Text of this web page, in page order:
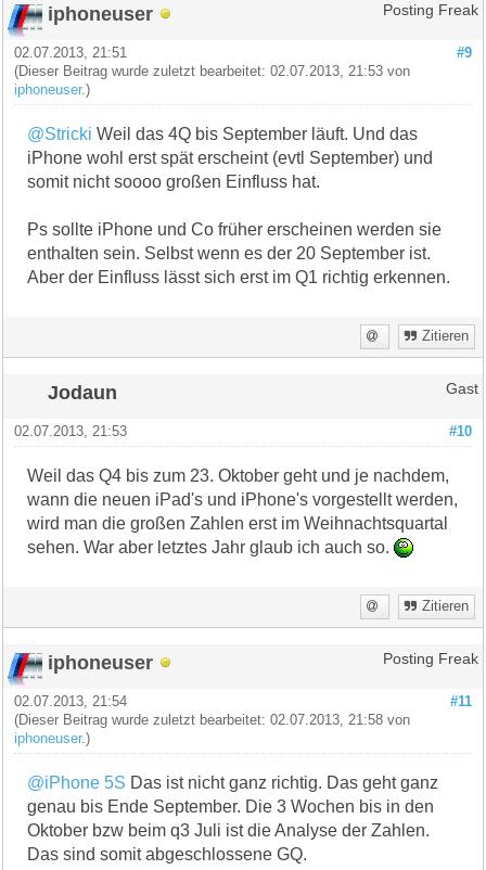
iphoneuser Posting Freak
#9
02.07.2013, 21:51
(Dieser Beitrag wurde zuletzt bearbeitet: 02.07.2013, 21:53 von
iphoneuser.)
@Stricki Weil das 4Q bis September läuft. Und das
iPhone wohl erst spät erscheint (evtl September) und
somit nicht soooo großen Einfluss hat.
Ps sollte iPhone und Co früher erscheinen werden sie
enthalten sein. Selbst wenn es der 20 September ist.
Aber der Einfluss lässt sich erst im Q1 richtig erkennen.
Zitieren
Jodaun Gast
#10
02.07.2013, 21:53
Weil das Q4 bis zum 23. Oktober geht und je nachdem,
wann die neuen iPad's und iPhone's vorgestellt werden,
wird man die großen Zahlen erst im Weihnachtsquartal
sehen. War aber letztes Jahr glaub ich auch so.
Zitieren
iphoneuser Posting Freak
#11
02.07.2013, 21:54
(Dieser Beitrag wurde zuletzt bearbeitet: 02.07.2013, 21:58 von
iphoneuser.)
@iPhone 5S Das ist nicht ganz richtig. Das geht ganz
genau bis Ende September. Die 3 Wochen bis in den
Oktober bzw beim q3 Juli ist die Analyse der Zahlen.
Das sind somit abgeschlossene GQ.